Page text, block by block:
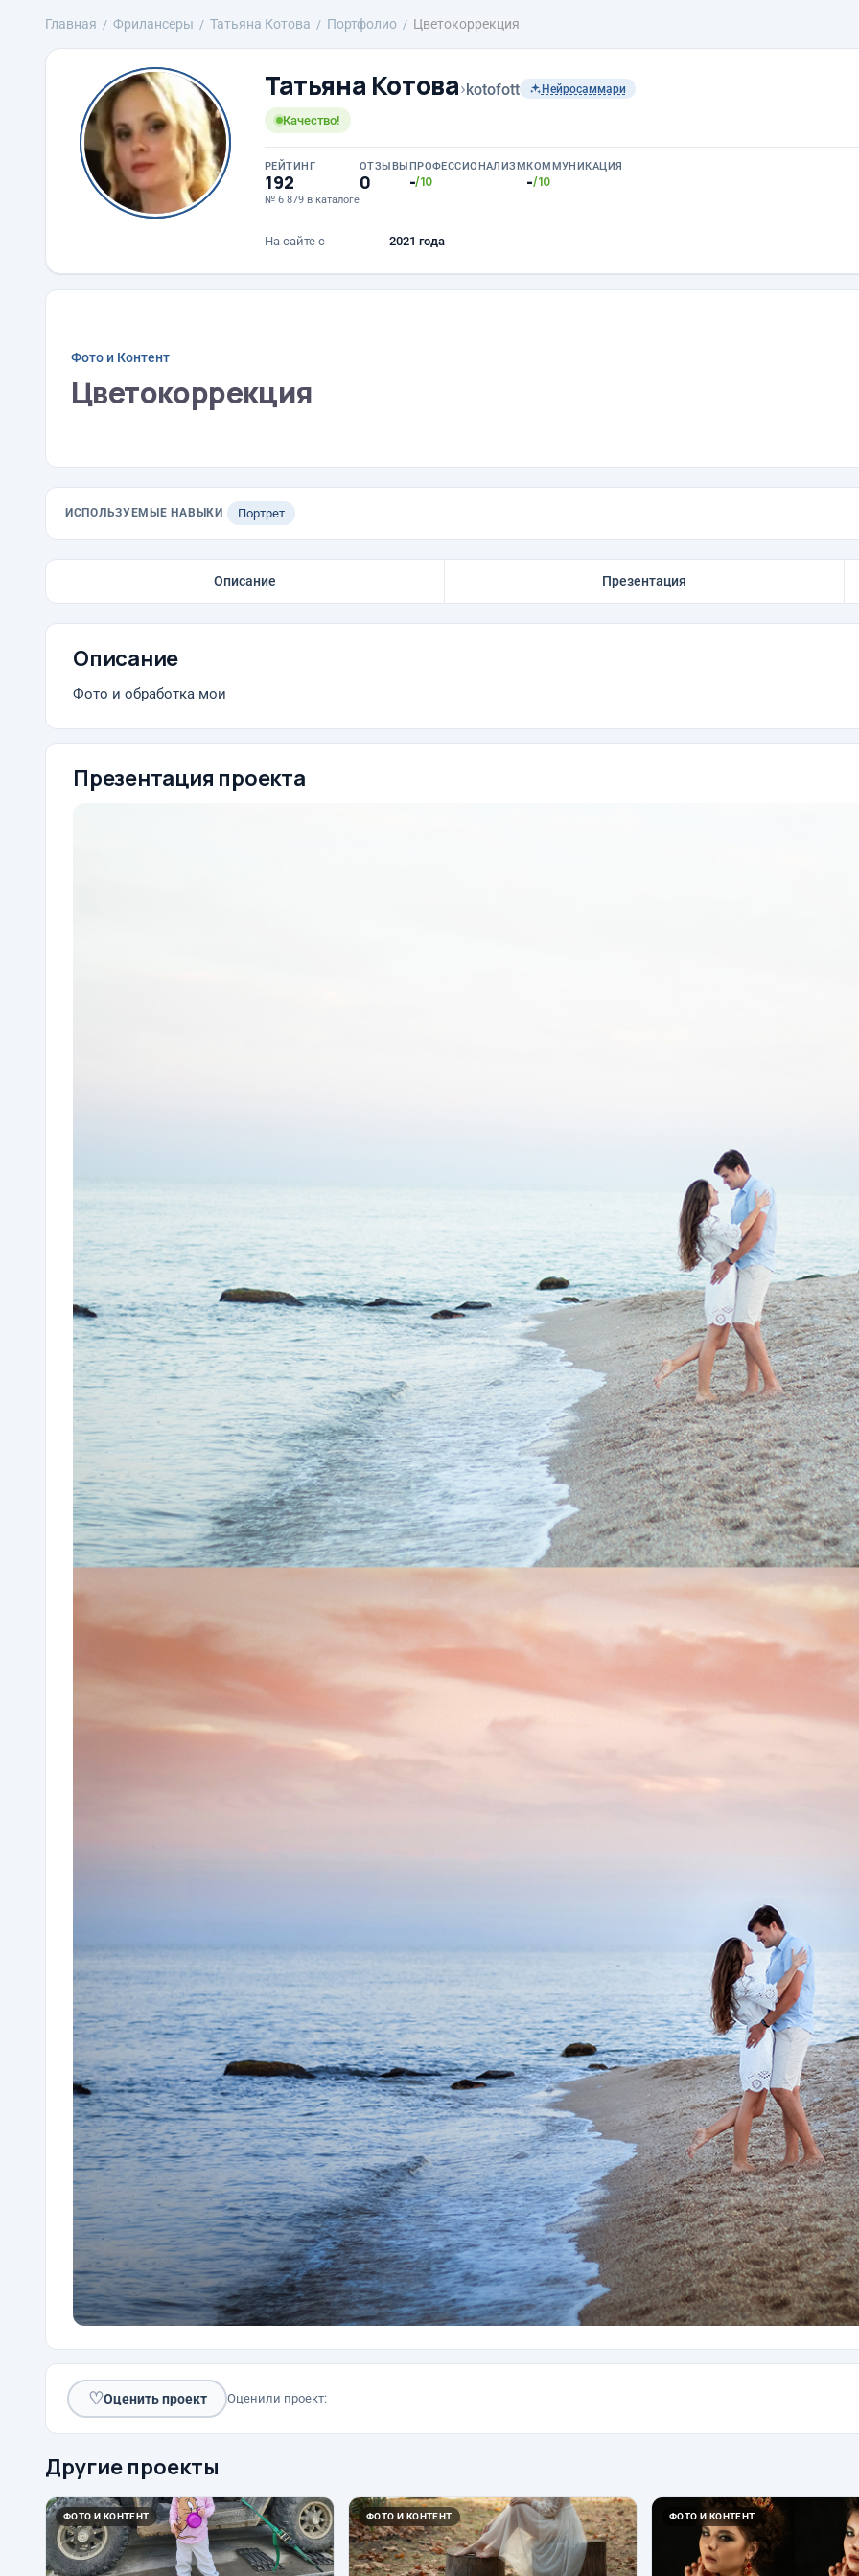
Главная Фрилансеры Татьяна Котова Портфолио Цветокоррекция
Татьяна Котова›kotofott Нейросаммари
Качество!
РЕЙТИНГ
192
№ 6 879 в каталоге
ОТЗЫВЫ
0
ПРОФЕССИОНАЛИЗМ
-/10
КОММУНИКАЦИЯ
-/10
На сайте с 2021 года
Фото и Контент
Цветокоррекция
ИСПОЛЬЗУЕМЫЕ НАВЫКИ Портрет
Описание Презентация
Описание
Фото и обработка мои
Презентация проекта
♡Оценить проект Оценили проект:
Другие проекты
ФОТО И КОНТЕНТ ФОТО И КОНТЕНТ ФОТО И КОНТЕНТ